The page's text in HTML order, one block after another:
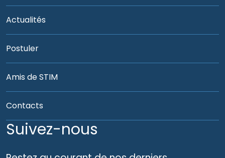
Actualités
Postuler
Amis de STIM
Contacts
Suivez-nous